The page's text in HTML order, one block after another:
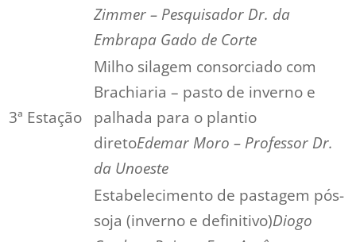
Zimmer – Pesquisador Dr. da
Embrapa Gado de Corte
3ª Estação
Milho silagem consorciado com
Brachiaria – pasto de inverno e
palhada para o plantio
diretoEdemar Moro – Professor Dr.
da Unoeste
Estabelecimento de pastagem pós-
soja (inverno e definitivo)Diogo